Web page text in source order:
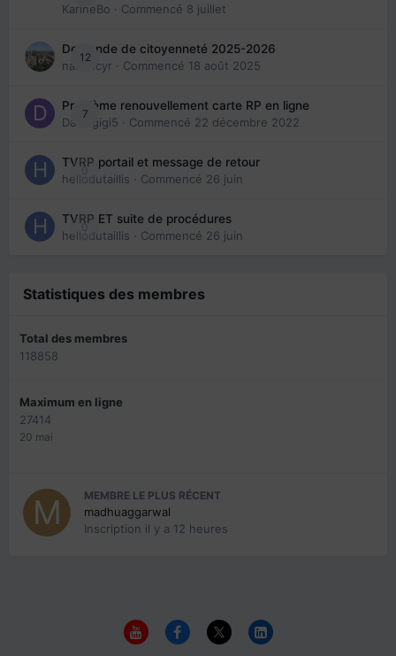
KarineBo · Commencé 8 juillet
12
Demande de citoyenneté 2025-2026
nanancyr · Commencé 18 août 2025
7
Problème renouvellement carte RP en ligne
Davidgigi5 · Commencé 22 décembre 2022
0
TVRP portail et message de retour
hellodutaillis · Commencé 26 juin
0
TVRP ET suite de procédures
hellodutaillis · Commencé 26 juin
Statistiques des membres
Total des membres
118858
Maximum en ligne
27414
20 mai
MEMBRE LE PLUS RÉCENT
madhuaggarwal
Inscription il y a 12 heures